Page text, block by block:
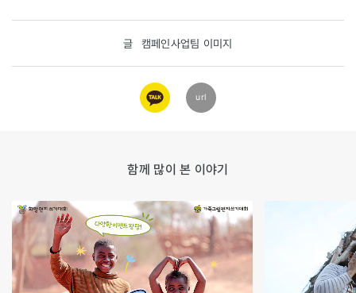
글 캠페인사업팀 이미지
카카오
링크
url
함께 많이 본 이야기